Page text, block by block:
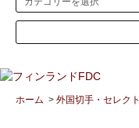
ホーム > 外国切手・セレクト